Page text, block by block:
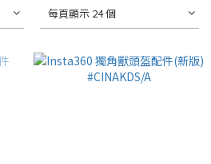
每頁顯示 24 個